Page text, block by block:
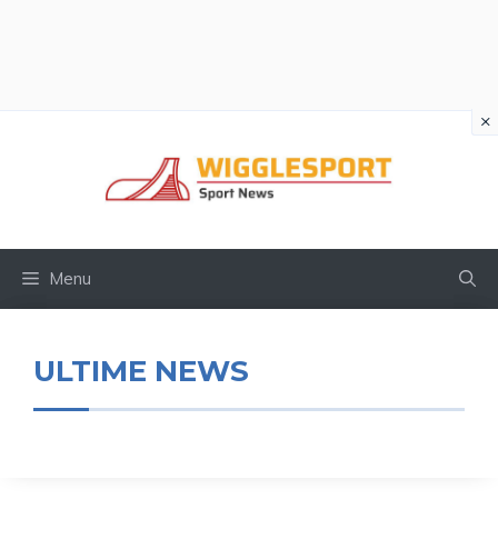
Menu
ULTIME NEWS
×